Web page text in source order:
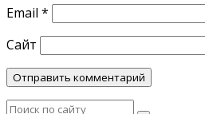
Email *
Сайт